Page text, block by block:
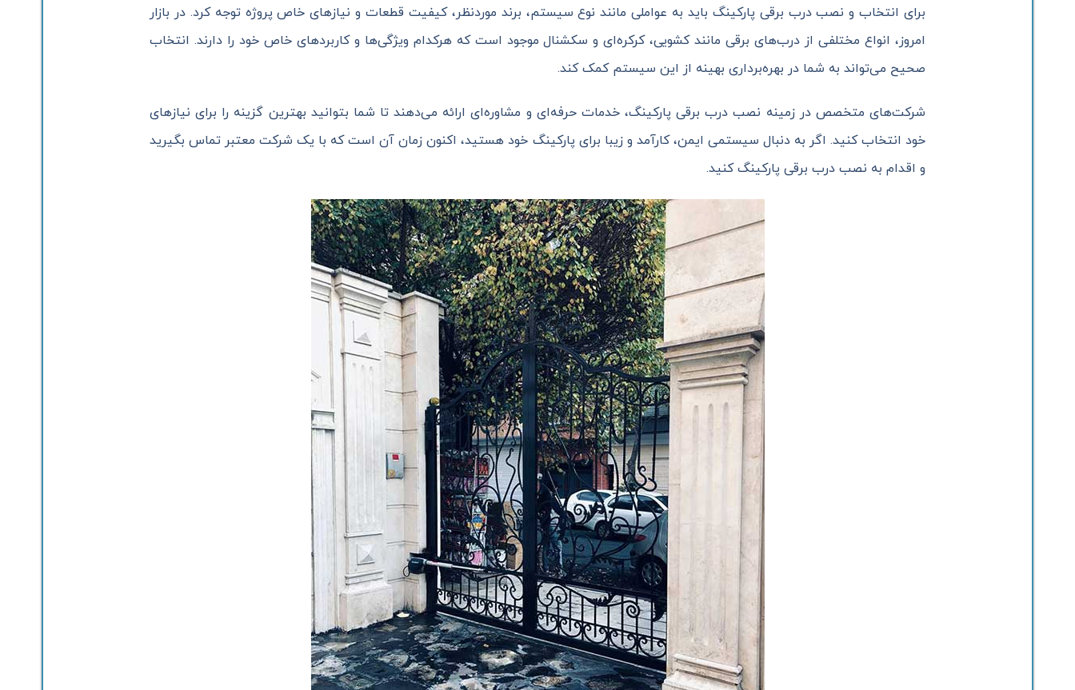
برای انتخاب و نصب درب برقی پارکینگ باید به عواملی مانند نوع سیستم، برند موردنظر، کیفیت قطعات و نیازهای خاص پروژه توجه کرد. در بازار
امروز، انواع مختلفی از درب‌های برقی مانند کشویی، کرکره‌ای و سکشنال موجود است که هرکدام ویژگی‌ها و کاربردهای خاص خود را دارند. انتخاب
صحیح می‌تواند به شما در بهره‌برداری بهینه از این سیستم کمک کند.
شرکت‌های متخصص در زمینه نصب درب برقی پارکینگ، خدمات حرفه‌ای و مشاوره‌ای ارائه می‌دهند تا شما بتوانید بهترین گزینه را برای نیازهای
خود انتخاب کنید. اگر به دنبال سیستمی ایمن، کارآمد و زیبا برای پارکینگ خود هستید، اکنون زمان آن است که با یک شرکت معتبر تماس بگیرید
و اقدام به نصب درب برقی پارکینگ کنید.